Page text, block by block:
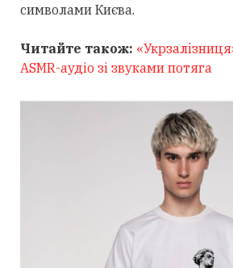
символами Києва.
Читайте також:
ASMR-аудіо зі звуками потяга